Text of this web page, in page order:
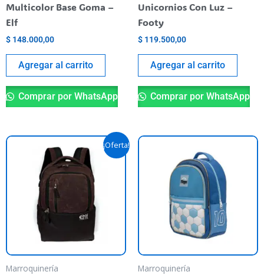
Multicolor Base Goma –
Elf
$ 148.000,00
Agregar al carrito
Comprar por WhatsApp
Unicornios Con Luz –
Footy
$ 119.500,00
Agregar al carrito
Comprar por WhatsApp
¡Oferta!
Marroquinería
El
precio
original
era:
$ 76.900,00.
El
precio
actual
$ 54.900,00.
Marroquinería